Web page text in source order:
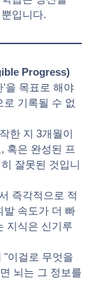
입니다.
Progress)
'을 목표로 해야
기록될 수 없
한 지 3개월이
혹은 완성된 프
잘못된 것입니
즉각적으로 적
발 속도가 더 빠
지식은 신기루
"이걸로 무엇을
뇌는 그 정보를